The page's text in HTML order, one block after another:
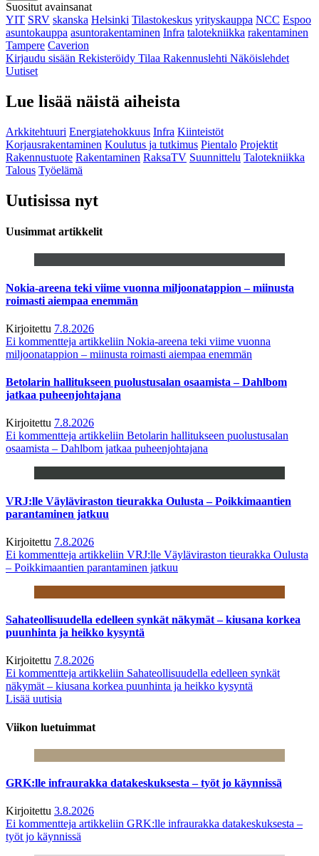
Suositut avainsanat
YIT SRV skanska Helsinki Tilastokeskus yrityskauppa NCC Espoo
asuntokauppa asuntorakentaminen Infra talotekniikka rakentaminen
Tampere Caverion
Kirjaudu sisään Rekisteröidy Tilaa Rakennuslehti Näköislehdet
Uutiset
Lue lisää näistä aiheista
Arkkitehtuuri Energiatehokkuus Infra Kiinteistöt
Korjausrakentaminen Koulutus ja tutkimus Pientalo Projektit
Rakennustuote Rakentaminen RaksaTV Suunnittelu Talotekniikka
Talous Työelämä
Uutisissa nyt
Uusimmat artikkelit
Nokia-areena teki viime vuonna miljoonatappion – miinusta
roimasti aiempaa enemmän
Kirjoitettu 7.8.2026
Ei kommentteja artikkeliin Nokia-areena teki viime vuonna
miljoonatappion – miinusta roimasti aiempaa enemmän
Betolarin hallitukseen puolustusalan osaamista – Dahlbom
jatkaa puheenjohtajana
Kirjoitettu 7.8.2026
Ei kommentteja artikkeliin Betolarin hallitukseen puolustusalan
osaamista – Dahlbom jatkaa puheenjohtajana
VRJ:lle Väyläviraston tieurakka Oulusta – Poikkimaantien
parantaminen jatkuu
Kirjoitettu 7.8.2026
Ei kommentteja artikkeliin VRJ:lle Väyläviraston tieurakka Oulusta
– Poikkimaantien parantaminen jatkuu
Sahateollisuudella edelleen synkät näkymät – kiusana korkea
puunhinta ja heikko kysyntä
Kirjoitettu 7.8.2026
Ei kommentteja artikkeliin Sahateollisuudella edelleen synkät
näkymät – kiusana korkea puunhinta ja heikko kysyntä
Lisää uutisia
Viikon luetuimmat
GRK:lle infraurakka datakeskuksesta – työt jo käynnissä
Kirjoitettu 3.8.2026
Ei kommentteja artikkeliin GRK:lle infraurakka datakeskuksesta –
työt jo käynnissä